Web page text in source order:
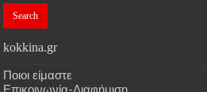
kokkina.gr
Ποιοι είμαστε